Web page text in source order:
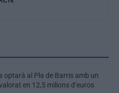
optarà al Pla de Barris amb un
en 12,5 milions d’euros